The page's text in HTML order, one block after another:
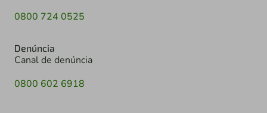
0800 724 0525
Denúncia
Canal de denúncia
0800 602 6918